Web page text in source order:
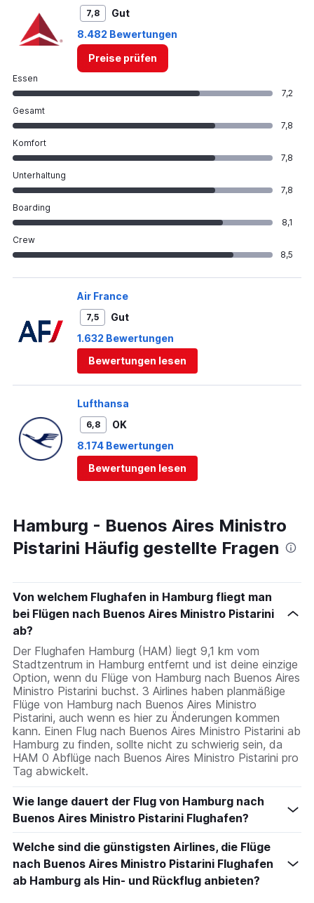
7,8
Gut
8.482 Bewertungen
Preise prüfen
Essen
7,2
Gesamt
7,8
Komfort
7,8
Unterhaltung
7,8
Boarding
8,1
Crew
8,5
Air France
7,5
Gut
1.632 Bewertungen
Bewertungen lesen
Lufthansa
6,8
OK
8.174 Bewertungen
Bewertungen lesen
Hamburg - Buenos Aires Ministro
Pistarini Häufig gestellte Fragen
Von welchem Flughafen in Hamburg fliegt man
bei Flügen nach Buenos Aires Ministro Pistarini
ab?
Der Flughafen Hamburg (HAM) liegt 9,1 km vom
Stadtzentrum in Hamburg entfernt und ist deine einzige
Option, wenn du Flüge von Hamburg nach Buenos Aires
Ministro Pistarini buchst. 3 Airlines haben planmäßige
Flüge von Hamburg nach Buenos Aires Ministro
Pistarini, auch wenn es hier zu Änderungen kommen
kann. Einen Flug nach Buenos Aires Ministro Pistarini ab
Hamburg zu finden, sollte nicht zu schwierig sein, da
HAM 0 Abflüge nach Buenos Aires Ministro Pistarini pro
Tag abwickelt.
Wie lange dauert der Flug von Hamburg nach
Buenos Aires Ministro Pistarini Flughafen?
Welche sind die günstigsten Airlines, die Flüge
nach Buenos Aires Ministro Pistarini Flughafen
ab Hamburg als Hin- und Rückflug anbieten?